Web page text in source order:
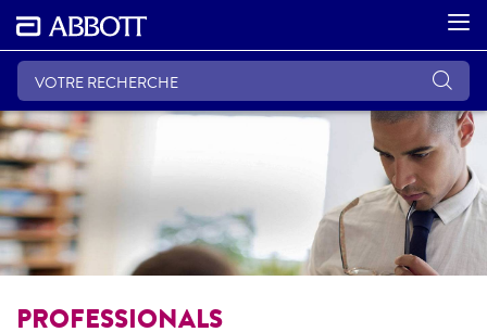
PROFESSIONALS